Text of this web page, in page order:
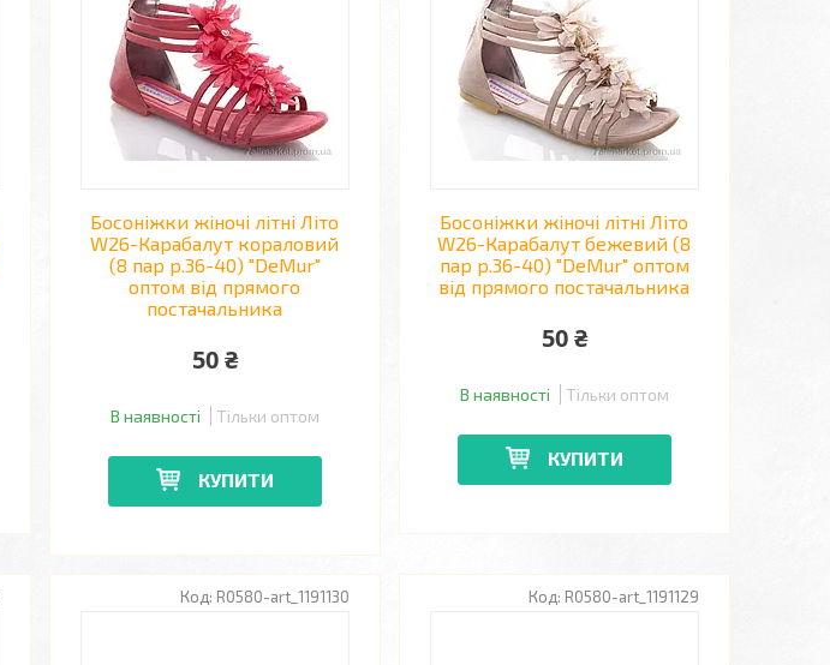
Босоніжки жіночі літні Літо
W26-Карабалут кораловий
(8 пар р.36-40) "DeMur"
оптом від прямого
постачальника
50 ₴
В наявності Тільки оптом
КУПИТИ
Босоніжки жіночі літні Літо
W26-Карабалут бежевий (8
пар р.36-40) "DeMur" оптом
від прямого постачальника
50 ₴
В наявності Тільки оптом
КУПИТИ
R0580-art_1191130 R0580-art_1191129